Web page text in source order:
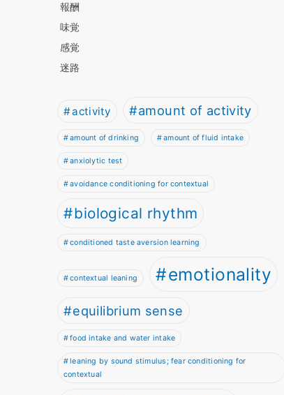
報酬
味覚
感覚
迷路
activity amount of activity
amount of drinking amount of fluid intake
anxiolytic test
avoidance conditioning for contextual
biological rhythm
conditioned taste aversion learning
contextual leaning emotionality
equilibrium sense
food intake and water intake
leaning by sound stimulus; fear conditioning for
contextual